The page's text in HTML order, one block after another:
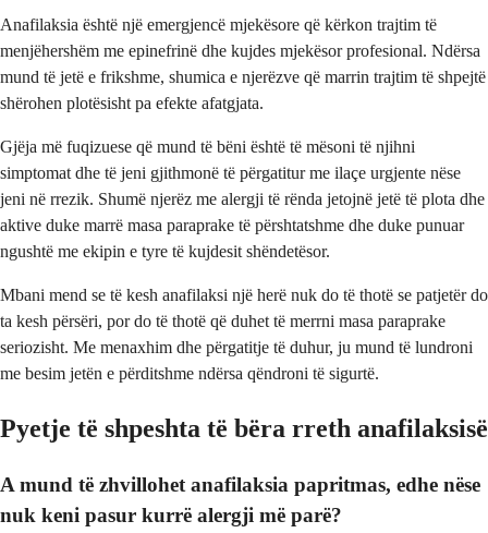
Anafilaksia është një emergjencë mjekësore që kërkon trajtim të
menjëhershëm me epinefrinë dhe kujdes mjekësor profesional. Ndërsa
mund të jetë e frikshme, shumica e njerëzve që marrin trajtim të shpejtë
shërohen plotësisht pa efekte afatgjata.
Gjëja më fuqizuese që mund të bëni është të mësoni të njihni
simptomat dhe të jeni gjithmonë të përgatitur me ilaçe urgjente nëse
jeni në rrezik. Shumë njerëz me alergji të rënda jetojnë jetë të plota dhe
aktive duke marrë masa paraprake të përshtatshme dhe duke punuar
ngushtë me ekipin e tyre të kujdesit shëndetësor.
Mbani mend se të kesh anafilaksi një herë nuk do të thotë se patjetër do
ta kesh përsëri, por do të thotë që duhet të merrni masa paraprake
seriozisht. Me menaxhim dhe përgatitje të duhur, ju mund të lundroni
me besim jetën e përditshme ndërsa qëndroni të sigurtë.
Pyetje të shpeshta të bëra rreth anafilaksisë
A mund të zhvillohet anafilaksia papritmas, edhe nëse
nuk keni pasur kurrë alergji më parë?